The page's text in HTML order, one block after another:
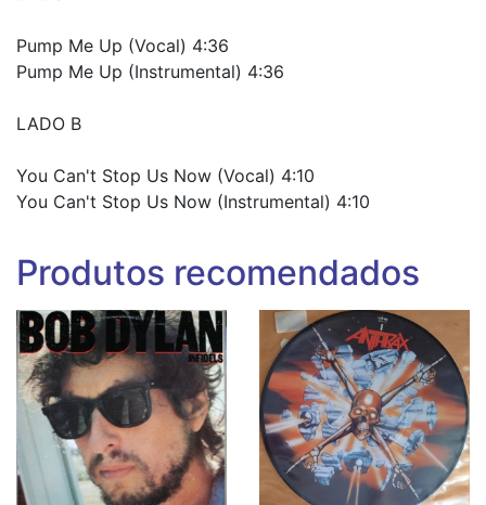
Pump Me Up (Vocal) 4:36
Pump Me Up (Instrumental) 4:36
LADO B
You Can't Stop Us Now (Vocal) 4:10
You Can't Stop Us Now (Instrumental) 4:10
Produtos recomendados